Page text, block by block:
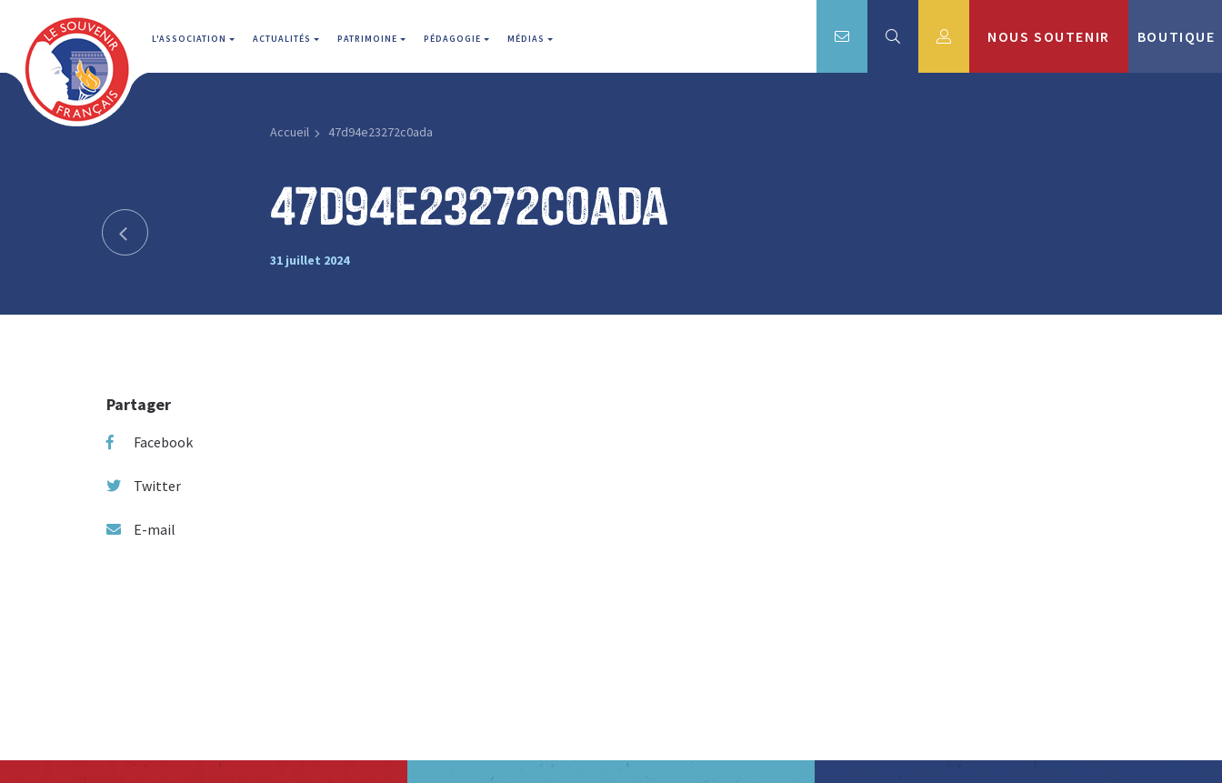
L'ASSOCIATION ACTUALITÉS PATRIMOINE PÉDAGOGIE MÉDIAS NOUS SOUTENIR BOUTIQUE
Accueil 47d94e23272c0ada
47d94e23272c0ada
31 juillet 2024
Partager
Facebook
Twitter
E-mail